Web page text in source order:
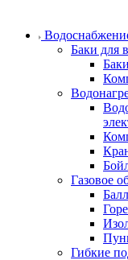
Баки для
Газовое
Гибкие